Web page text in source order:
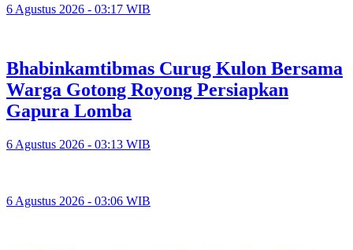
6 Agustus 2026 - 03:17 WIB
Bhabinkamtibmas Curug Kulon Bersama
Warga Gotong Royong Persiapkan
Gapura Lomba
6 Agustus 2026 - 03:13 WIB
6 Agustus 2026 - 03:06 WIB